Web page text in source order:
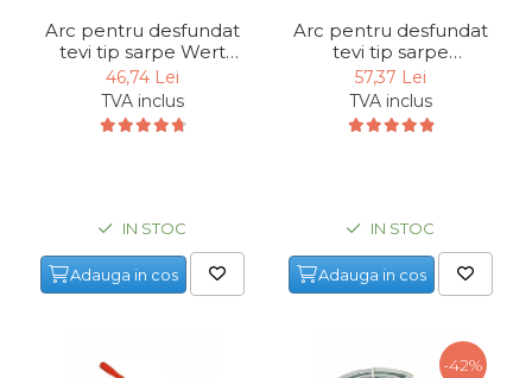
Arc pentru desfundat
tevi tip sarpe Wert
4810, 10 m, Ø9 mm
46,74 Lei
TVA inclus
IN STOC
Adauga in cos
Arc pentru desfundat
tevi tip sarpe
Mannesmann 49905, 5
m, Ø9 mm
57,37 Lei
TVA inclus
IN STOC
Adauga in cos
-42%